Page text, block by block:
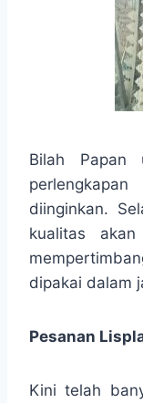
Bilah Papan
diinginkan.
kualitas
dipakai dalam
Pesanan
Kini telah